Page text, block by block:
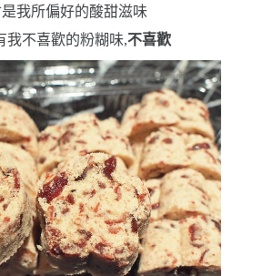
我所偏好的酸甜滋味
我不喜歡的粉糊味,不喜歡